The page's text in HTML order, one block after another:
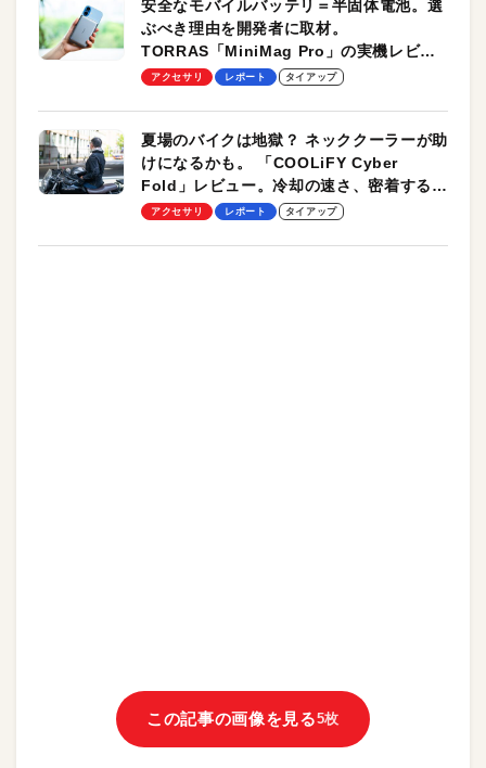
安全なモバイルバッテリ＝半固体電池。選
ぶべき理由を開発者に取材。
TORRAS「MiniMag Pro」の実機レビュ
ーも
アクセサリ レポート タイアップ
夏場のバイクは地獄？ ネッククーラーが助
けになるかも。 「COOLiFY Cyber
Fold」レビュー。冷却の速さ、密着する冷
却プレート、シンプルな操作性がグッド！
アクセサリ レポート タイアップ
この記事の画像を見る5枚